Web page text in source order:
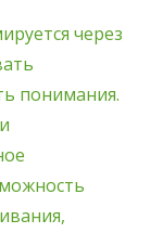
через
понимания.